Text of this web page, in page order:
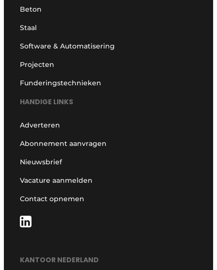
Beton
Staal
Software & Automatisering
Projecten
Funderingstechnieken
HANDIGE LINKS
Adverteren
Abonnement aanvragen
Nieuwsbrief
Vacature aanmelden
Contact opnemen
KANTOOR NEDERLAND